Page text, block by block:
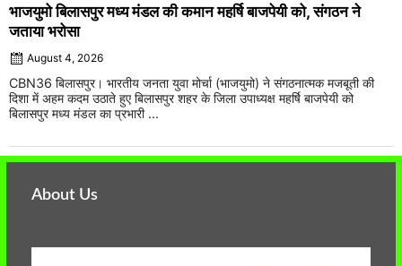
भाजयुमो बिलासपुर मध्य मंडल की कमान महर्षि बाजपेयी को, संगठन ने
जताया भरोसा
August 4, 2026
CBN36 बिलासपुर। भारतीय जनता युवा मोर्चा (भाजयुमो) ने संगठनात्मक मजबूती की
दिशा में अहम कदम उठाते हुए बिलासपुर शहर के जिला उपाध्यक्ष महर्षि बाजपेयी को
बिलासपुर मध्य मंडल का प्रभारी ...
About Us